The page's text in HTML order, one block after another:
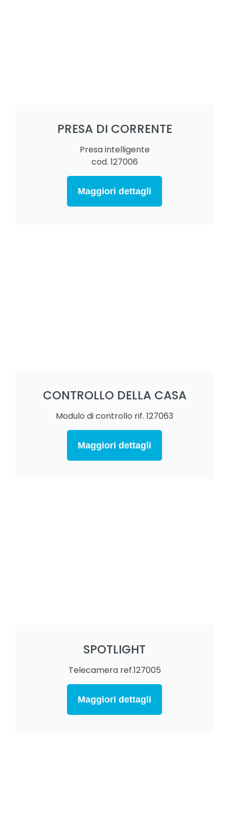
PRESA DI CORRENTE
Presa intelligente
cod. 127006
Maggiori dettagli
CONTROLLO DELLA CASA
Modulo di controllo rif. 127063
Maggiori dettagli
SPOTLIGHT
Telecamera ref.127005
Maggiori dettagli